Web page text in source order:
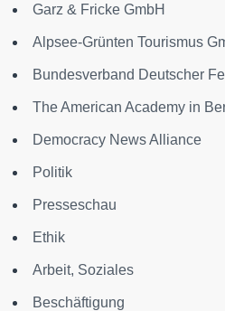
Garz & Fricke GmbH
Alpsee-Grünten Tourismus
Bundesverband Deutscher
The American Academy in
Democracy News Alliance
Politik
Presseschau
Ethik
Arbeit, Soziales
Beschäftigung